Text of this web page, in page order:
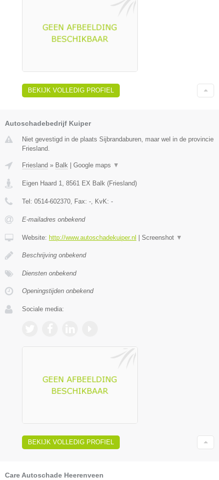
BEKIJK VOLLEDIG PROFIEL
Autoschadebedrijf Kuiper
Niet gevestigd in de plaats Sijbrandaburen, maar wel in de provincie
Friesland.
Friesland » Balk | Google maps ▼
Eigen Haard 1 8561 EX Balk (Friesland)
Tel: 0514-602370 , Fax: - , KvK: -
E-mailadres onbekend
Website: http://www.autoschadekuiper.nl | Screenshot ▼
Beschrijving onbekend
Diensten onbekend
Openingstijden onbekend
Sociale media:
BEKIJK VOLLEDIG PROFIEL
Care Autoschade Heerenveen